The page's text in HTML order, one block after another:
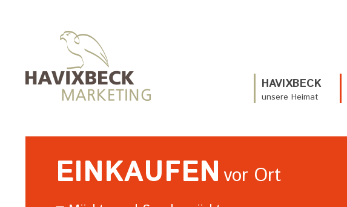
HAVIXBECK
unsere Heimat
EINKAUFEN vor Ort